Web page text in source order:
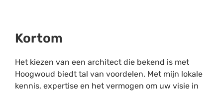
Kortom
Het kiezen van een architect die bekend is met
Hoogwoud biedt tal van voordelen. Met mijn lokale
kennis, expertise en het vermogen om uw visie in